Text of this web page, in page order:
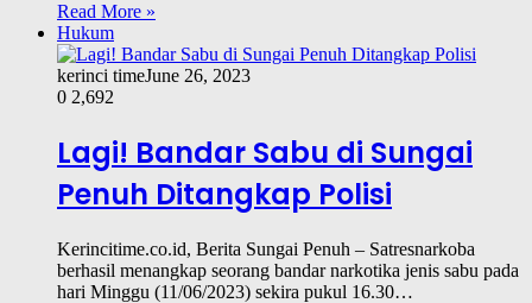
Read More »
Hukum
kerinci timeJune 26, 2023
0 2,692
Lagi! Bandar Sabu di Sungai
Penuh Ditangkap Polisi
Kerincitime.co.id, Berita Sungai Penuh – Satresnarkoba
berhasil menangkap seorang bandar narkotika jenis sabu pada
hari Minggu (11/06/2023) sekira pukul 16.30…